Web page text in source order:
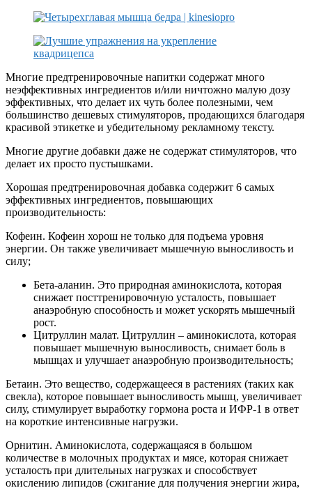
Многие предтренировочные напитки содержат много
неэффективных ингредиентов и/или ничтожно малую дозу
эффективных, что делает их чуть более полезными, чем
большинство дешевых стимуляторов, продающихся благодаря
красивой этикетке и убедительному рекламному тексту.
Многие другие добавки даже не содержат стимуляторов, что
делает их просто пустышками.
Хорошая предтренировочная добавка содержит 6 самых
эффективных ингредиентов, повышающих
производительность:
Кофеин. Кофеин хорош не только для подъема уровня
энергии. Он также увеличивает мышечную выносливость и
силу;
Бета-аланин. Это природная аминокислота, которая
снижает посттренировочную усталость, повышает
анаэробную способность и может ускорять мышечный
рост.
Цитруллин малат. Цитруллин – аминокислота, которая
повышает мышечную выносливость, снимает боль в
мышцах и улучшает анаэробную производительность;
Бетаин. Это вещество, содержащееся в растениях (таких как
свекла), которое повышает выносливость мышц, увеличивает
силу, стимулирует выработку гормона роста и ИФР-1 в ответ
на короткие интенсивные нагрузки.
Орнитин. Аминокислота, содержащаяся в большом
количестве в молочных продуктах и мясе, которая снижает
усталость при длительных нагрузках и способствует
окислению липидов (сжигание для получения энергии жира,